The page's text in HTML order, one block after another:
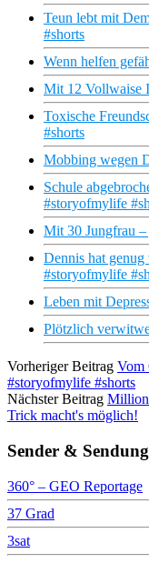
Teun lebt mit
#shorts
Wenn helfen
Mit 12 Vollwaise
Toxische
#shorts
Mobbing wegen
Schule
#storyofmylife
Mit 30 Jungfrau
Dennis hat
#storyofmylife
Leben mit
Plötzlich
Vorheriger Beitrag Vom
#storyofmylife #shorts
Nächster Beitrag
Trick macht's möglich!
Sender &
360° – GEO Reportage
37 Grad
3sat